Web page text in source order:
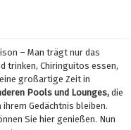
– Man trägt nur das
trinken, Chiringuitos essen,
großartige Zeit in
Pools und Lounges,die
Gedächtnis bleiben.
Sie hier genießen. Nun